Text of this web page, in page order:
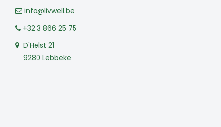
info@livwell.be
+32 3 866 25 75
D'Helst 21
9280 Lebbeke